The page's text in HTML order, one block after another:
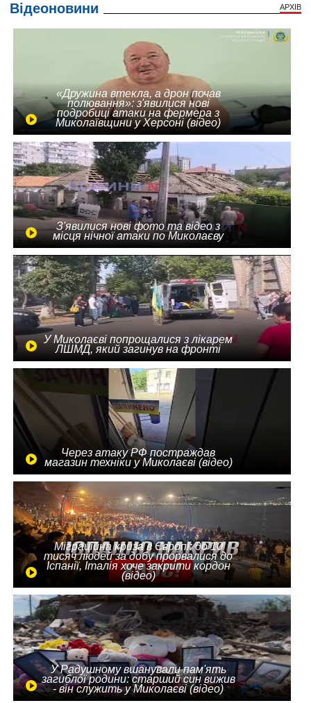
Відеоновини АРХІВ
«Дружина втекла, а дрон почав
полювання»: з'явилися нові
подробиці атаки на фермера з
Миколаївщини у Херсоні (відео)
З'явилися нові фото та відео з
місця нічної атаки по Миколаєву
У Миколаєві попрощалися з лікарем
ЛШМД, який загинув на фронті
Через атаку РФ постраждав
магазин техніки у Миколаєві (відео)
Міграційна криза в Європі: до 10
тисяч людей за добу прорвалися до
Іспанії, Італія хоче закрити кордон
(відео)
У Радушному вшанували пам'ять
загиблої родини: старший син вижив
- він служить у Миколаєві (відео)